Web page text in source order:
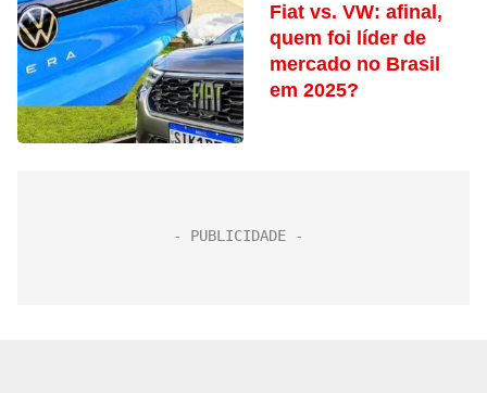
Fiat vs. VW: afinal,
quem foi líder de
mercado no Brasil
em 2025?